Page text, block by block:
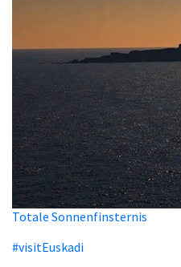
Totale Sonnenfinsternis
#visitEuskadi